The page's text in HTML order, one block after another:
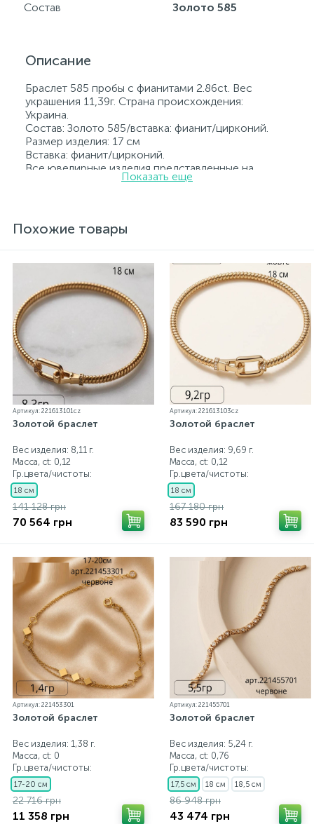
Состав
Золото 585
Описание
Браслет 585 пробы с фианитами 2.86ct. Вес
украшения 11,39г. Страна происхождения:
Украина.
Состав: Золото 585/вставка: фианит/цирконий.
Размер изделия: 17 см
Вставка: фианит/цирконий.
Все ювелирные изделия представленные на
нашем сайте прошли внутренний контроль
ювелирному украшению прилагаются бирка с
сайте могут незначительно отличаться от
реальных из-за особенностей цветопередачи
экрана
Показать еще
Похожие товары
Артикул: 221613101cz
Золотой браслет
Вес изделия: 8,11 г.
Масса, ct: 0,12
Гр.цвета/чистоты:
18 см
141 128 грн
70 564 грн
Артикул: 221613103cz
Золотой браслет
Вес изделия: 9,69 г.
Масса, ct: 0,12
Гр.цвета/чистоты:
18 см
167 180 грн
83 590 грн
Артикул: 221453301
Золотой браслет
Вес изделия: 1,38 г.
Масса, ct: 0
Гр.цвета/чистоты:
17-20 см
22 716 грн
11 358 грн
Артикул: 221455701
Золотой браслет
Вес изделия: 5,24 г.
Масса, ct: 0,76
Гр.цвета/чистоты:
17,5 см 18 см 18,5 см
86 948 грн
43 474 грн